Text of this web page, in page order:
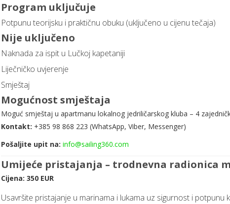
Program uključuje
Potpunu teorijsku i praktičnu obuku (uključeno u cijenu tečaja)
Nije uključeno
Naknada za ispit u Lučkoj kapetaniji
Liječničko uvjerenje
Smještaj
Mogućnost smještaja
Moguć smještaj u apartmanu lokalnog jedriličarskog kluba – 4
Kontakt: +385 98 868 223 (WhatsApp, Viber, Messenger)
Pošaljite upit na: info@sailing360.com
Umijeće pristajanja – trodnevna radionica
Cijena: 350 EUR
Usavršite pristajanje u marinama i lukama uz sigurnost i potpunu